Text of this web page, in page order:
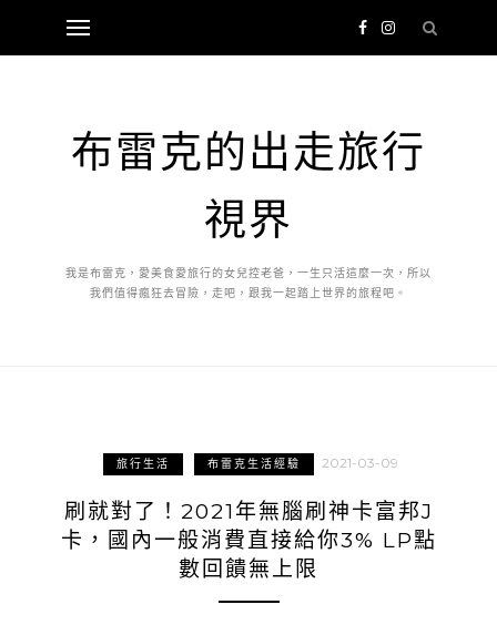
布雷克的出走旅行
視界
我是布雷克，愛美食愛旅行的女兒控老爸，一生只活這麼一次，所以
我們值得瘋狂去冒險，走吧，跟我一起踏上世界的旅程吧。
旅行生活 布雷克生活經驗 2021-03-09
刷就對了！2021年無腦刷神卡富邦J
卡，國內一般消費直接給你3% LP點
數回饋無上限